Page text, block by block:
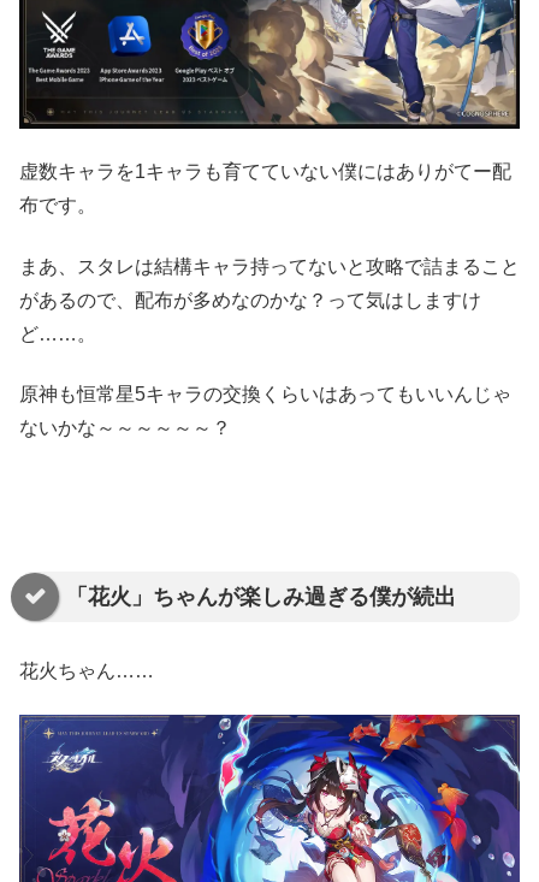
虚数キャラを1キャラも育てていない僕にはありがてー配
布です。
まあ、スタレは結構キャラ持ってないと攻略で詰まること
があるので、配布が多めなのかな？って気はしますけ
ど……。
原神も恒常星5キャラの交換くらいはあってもいいんじゃ
ないかな～～～～～～？
「花火」ちゃんが楽しみ過ぎる僕が続出
花火ちゃん……